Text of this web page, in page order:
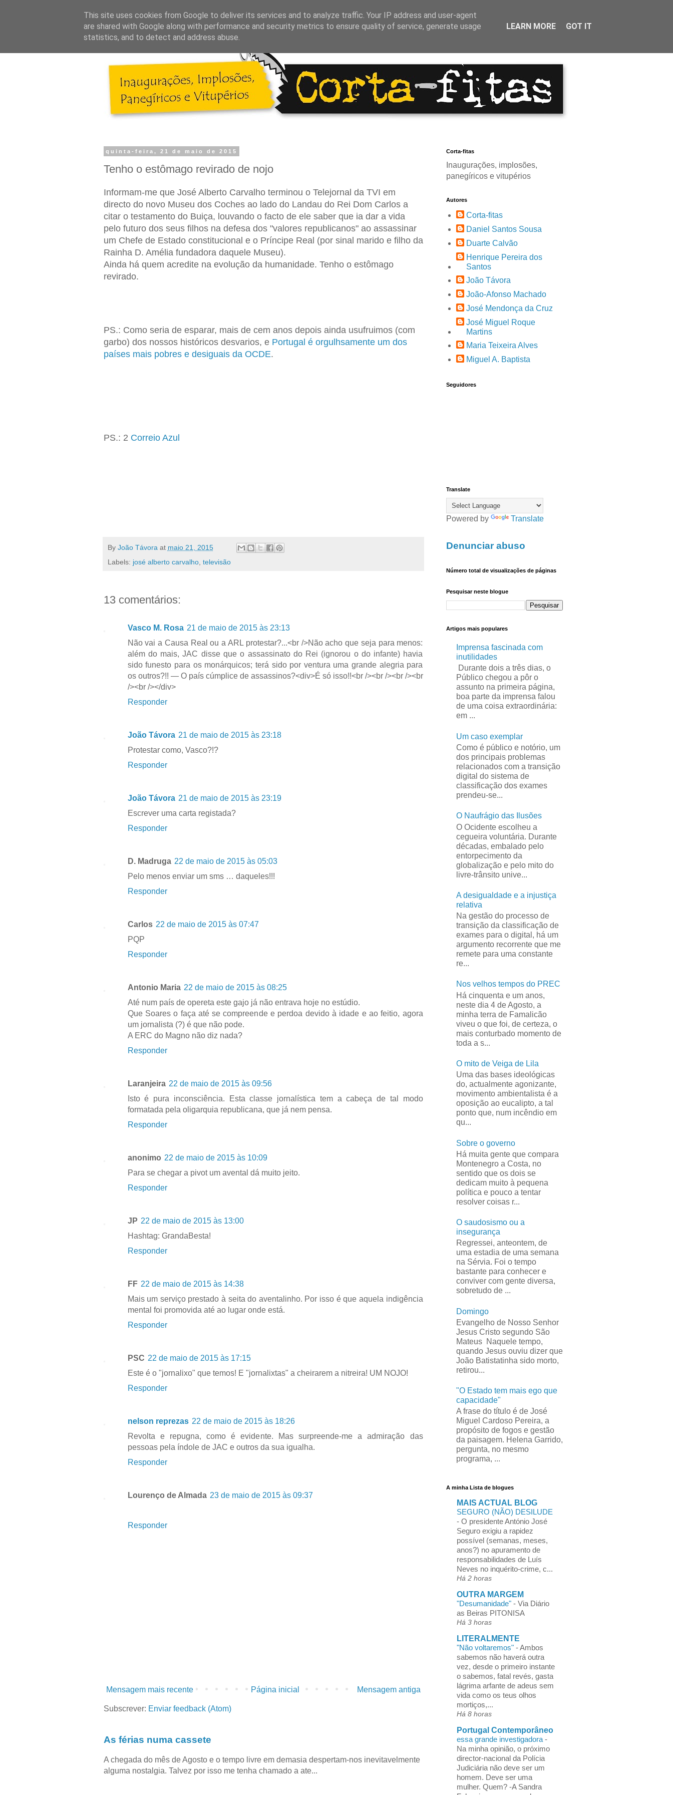
quinta-feira, 21 de maio de 2015
Tenho o estômago revirado de nojo
Informam-me que José Alberto Carvalho terminou o Telejornal da TVI em
directo do novo Museu dos Coches ao lado do Landau do Rei Dom Carlos a
citar o testamento do Buiça, louvando o facto de ele saber que ia dar a vida
pelo futuro dos seus filhos na defesa dos "valores republicanos" ao assassinar
um Chefe de Estado constitucional e o Príncipe Real (por sinal marido e filho da
Rainha D. Amélia fundadora daquele Museu).
Ainda há quem acredite na evolução da humanidade. Tenho o estômago
revirado.
PS.: Como seria de esparar, mais de cem anos depois ainda usufruimos (com
garbo) dos nossos históricos desvarios, e Portugal é orgulhsamente um dos
países mais pobres e desiguais da OCDE.
PS.: 2 Correio Azul
By João Távora at maio 21, 2015
Labels: josé alberto carvalho, televisão
13 comentários:
Vasco M. Rosa 21 de maio de 2015 às 23:13
Não vai a Causa Real ou a ARL protestar?...<br />Não acho que seja para menos:
além do mais, JAC disse que o assassinato do Rei (ignorou o do infante) havia
sido funesto para os monárquicos; terá sido por ventura uma grande alegria para
os outros?!! — O país cúmplice de assassinos?<div>É só isso!!<br /><br /><br /><br
/><br /></div>
Responder
João Távora 21 de maio de 2015 às 23:18
Protestar como, Vasco?!?
Responder
João Távora 21 de maio de 2015 às 23:19
Escrever uma carta registada?
Responder
D. Madruga 22 de maio de 2015 às 05:03
Pelo menos enviar um sms … daqueles!!!
Responder
Carlos 22 de maio de 2015 às 07:47
PQP
Responder
Antonio Maria 22 de maio de 2015 às 08:25
Até num país de opereta este gajo já não entrava hoje no estúdio.
Que Soares o faça até se compreende e perdoa devido à idade e ao feitio, agora
um jornalista (?) é que não pode.
A ERC do Magno não diz nada?
Responder
Laranjeira 22 de maio de 2015 às 09:56
Isto é pura inconsciência. Esta classe jornalística tem a cabeça de tal modo
formatada pela oligarquia republicana, que já nem pensa.
Responder
anonimo 22 de maio de 2015 às 10:09
Para se chegar a pivot um avental dá muito jeito.
Responder
JP 22 de maio de 2015 às 13:00
Hashtag: GrandaBesta!
Responder
FF 22 de maio de 2015 às 14:38
Mais um serviço prestado à seita do aventalinho. Por isso é que aquela indigência
mental foi promovida até ao lugar onde está.
Responder
PSC 22 de maio de 2015 às 17:15
Este é o "jornalixo" que temos! E "jornalixtas" a cheirarem a nitreira! UM NOJO!
Responder
nelson reprezas 22 de maio de 2015 às 18:26
Revolta e repugna, como é evidente. Mas surpreende-me a admiração das
pessoas pela índole de JAC e outros da sua igualha.
Responder
Lourenço de Almada 23 de maio de 2015 às 09:37
Responder
Mensagem mais recente Mensagem antiga
Página inicial
Subscrever: Enviar feedback (Atom)
As férias numa cassete
A chegada do mês de Agosto e o tempo livre em demasia despertam-nos inevitavelmente
alguma nostalgia. Talvez por isso me tenha chamado a ate...
Corta-fitas
Inaugurações, implosões,
panegíricos e vitupérios
Autores
Corta-fitas
Daniel Santos Sousa
Duarte Calvão
Henrique Pereira dos
Santos
João Távora
João-Afonso Machado
José Mendonça da Cruz
José Miguel Roque
Martins
Maria Teixeira Alves
Miguel A. Baptista
Seguidores
Translate
Powered by Translate
Denunciar abuso
Número total de visualizações de páginas
Pesquisar neste blogue
Artigos mais populares
Imprensa fascinada com
inutilidades
Durante dois a três dias, o
Público chegou a pôr o
assunto na primeira página,
boa parte da imprensa falou
de uma coisa extraordinária:
em ...
Um caso exemplar
Como é público e notório, um
dos principais problemas
relacionados com a transição
digital do sistema de
classificação dos exames
prendeu-se...
O Naufrágio das Ilusões
O Ocidente escolheu a
cegueira voluntária. Durante
décadas, embalado pelo
entorpecimento da
globalização e pelo mito do
livre-trânsito unive...
A desigualdade e a injustiça
relativa
Na gestão do processo de
transição da classificação de
exames para o digital, há um
argumento recorrente que me
remete para uma constante
re...
Nos velhos tempos do PREC
Há cinquenta e um anos,
neste dia 4 de Agosto, a
minha terra de Famalicão
viveu o que foi, de certeza, o
mais conturbado momento de
toda a s...
O mito de Veiga de Lila
Uma das bases ideológicas
do, actualmente agonizante,
movimento ambientalista é a
oposição ao eucalipto, a tal
ponto que, num incêndio em
qu...
Sobre o governo
Há muita gente que compara
Montenegro a Costa, no
sentido que os dois se
dedicam muito à pequena
política e pouco a tentar
resolver coisas r...
O saudosismo ou a
insegurança
Regressei, anteontem, de
uma estadia de uma semana
na Sérvia. Foi o tempo
bastante para conhecer e
conviver com gente diversa,
sobretudo de ...
Domingo
Evangelho de Nosso Senhor
Jesus Cristo segundo São
Mateus Naquele tempo,
quando Jesus ouviu dizer que
João Batistatinha sido morto,
retirou...
"O Estado tem mais ego que
capacidade"
A frase do título é de José
Miguel Cardoso Pereira, a
propósito de fogos e gestão
da paisagem. Helena Garrido,
pergunta, no mesmo
programa, ...
A minha Lista de blogues
MAIS ACTUAL BLOG
SEGURO (NÃO) DESILUDE
- O presidente António José
Seguro exigiu a rapidez
possível (semanas, meses,
anos?) no apuramento de
responsabilidades de Luís
Neves no inquérito-crime, c...
Há 2 horas
OUTRA MARGEM
"Desumanidade" - Via Diário
as Beiras PITONISA
Há 3 horas
LITERALMENTE
"Não voltaremos" -Ambos
sabemos não haverá outra
vez, desde o primeiro instante
o sabemos, fatal revés, gasta
lágrima arfante de adeus sem
vida como os teus olhos
mortiços,...
Há 8 horas
Portugal Contemporâneo
essa grande investigadora -
Na minha opinião, o próximo
director-nacional da Polícia
Judiciária não deve ser um
homem. Deve ser uma
mulher. Quem? -A Sandra
This site uses cookies from Google to deliver its services and to analyze traffic. Your IP address and user-agent
are shared with Google along with performance and security metrics to ensure quality of service, generate usage
statistics, and to detect and address abuse.
LEARN MORE GOT IT